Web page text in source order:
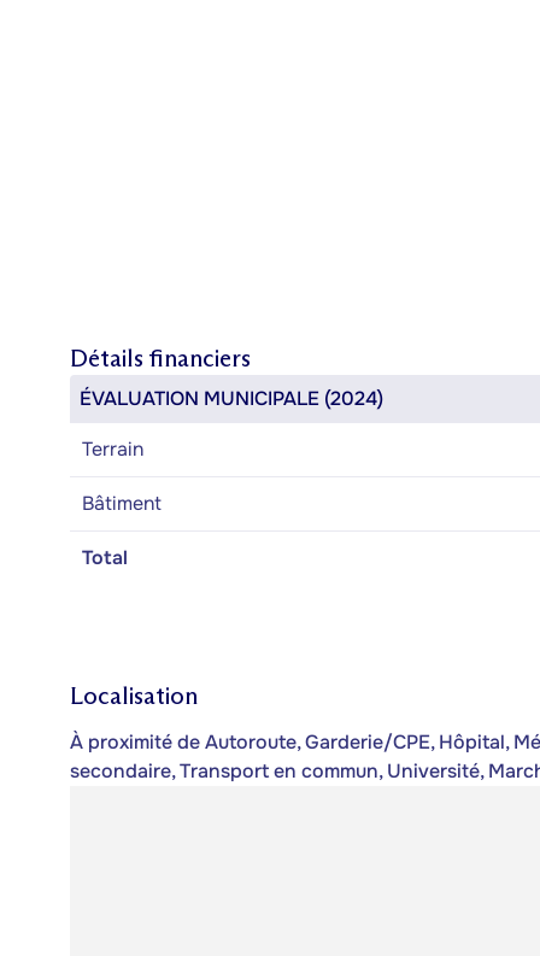
Détails financiers
ÉVALUATION MUNICIPALE (2024)
Terrain
Bâtiment
Total
Localisation
À proximité de Autoroute, Garderie/CPE, Hôpital,
secondaire, Transport en commun, Université,